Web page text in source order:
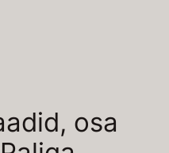
osa